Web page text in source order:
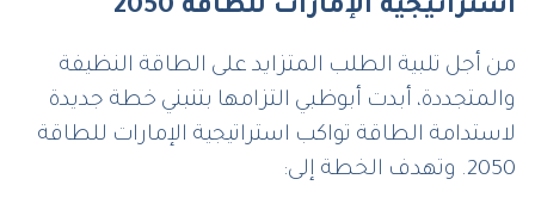
استراتيجية الإمارات للطاقة 2050
من أجل تلبية الطلب المتزايد على الطاقة النظيفة
والمتجددة، أبدت أبوظبي التزامها بتنبني خطة جديدة
لاستدامة الطاقة تواكب استراتيجية الإمارات للطاقة
2050. وتهدف الخطة إلى: